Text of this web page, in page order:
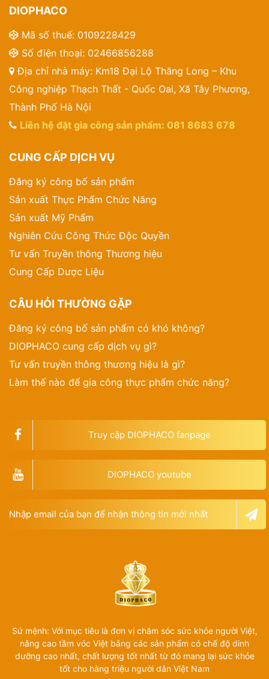
DIOPHACO
Mã số thuế: 0109228429
Số điện thoại: 02466856288
Địa chỉ nhà máy: Km18 Đại Lộ Thăng Long – Khu
Công nghiệp Thạch Thất - Quốc Oai, Xã Tây Phương,
Thành Phố Hà Nội
Liên hệ đặt gia công sản phẩm: 081 8683 678
CUNG CẤP DỊCH VỤ
Đăng ký công bố sản phẩm
Sản xuất Thực Phẩm Chức Năng
Sản xuất Mỹ Phẩm
Nghiên Cứu Công Thức Độc Quyền
Tư vấn Truyền thông Thương hiệu
Cung Cấp Dược Liệu
CÂU HỎI THƯỜNG GẶP
Đăng ký công bố sản phẩm có khó không?
DIOPHACO cung cấp dịch vụ gì?
Tư vấn truyền thông thương hiệu là gì?
Làm thế nào để gia công thực phẩm chức năng?
Truy cập DIOPHACO fanpage
DIOPHACO youtube
Sứ mệnh: Với mục tiêu là đơn vị chăm sóc sức khỏe người Việt,
nâng cao tầm vóc Việt bằng các sản phẩm có chế độ dinh
dưỡng cao nhất, chất lượng tốt nhất từ đó mang lại sức khỏe
tốt cho hàng triệu người dân Việt Nam